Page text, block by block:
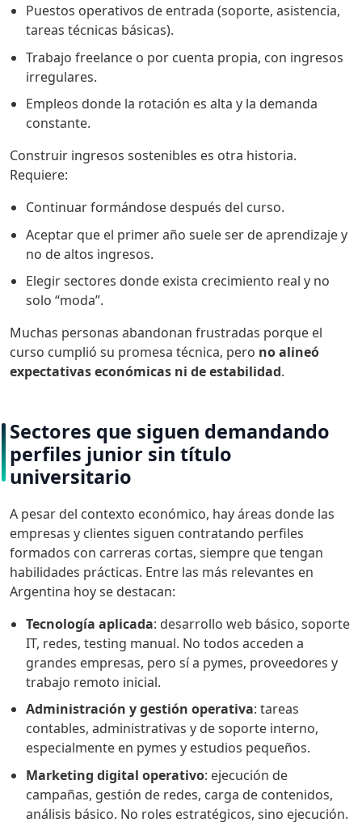
Puestos operativos de entrada (soporte, asistencia,
tareas técnicas básicas).
Trabajo freelance o por cuenta propia, con ingresos
irregulares.
Empleos donde la rotación es alta y la demanda
constante.
Construir ingresos sostenibles es otra historia.
Requiere:
Continuar formándose después del curso.
Aceptar que el primer año suele ser de aprendizaje y
no de altos ingresos.
Elegir sectores donde exista crecimiento real y no
solo “moda”.
Muchas personas abandonan frustradas porque el
curso cumplió su promesa técnica, pero no alineó
expectativas económicas ni de estabilidad.
Sectores que siguen demandando
perfiles junior sin título
universitario
A pesar del contexto económico, hay áreas donde las
empresas y clientes siguen contratando perfiles
formados con carreras cortas, siempre que tengan
habilidades prácticas. Entre las más relevantes en
Argentina hoy se destacan:
Tecnología aplicada: desarrollo web básico, soporte
IT, redes, testing manual. No todos acceden a
grandes empresas, pero sí a pymes, proveedores y
trabajo remoto inicial.
Administración y gestión operativa: tareas
contables, administrativas y de soporte interno,
especialmente en pymes y estudios pequeños.
Marketing digital operativo: ejecución de
campañas, gestión de redes, carga de contenidos,
análisis básico. No roles estratégicos, sino ejecución.